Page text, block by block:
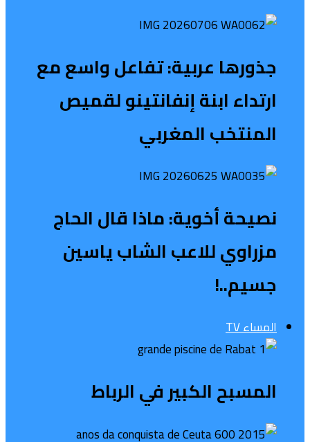
جذورها عربية: تفاعل واسع مع
ارتداء ابنة إنفانتينو لقميص
المنتخب المغربي
نصيحة أخوية: ماذا قال الحاج
مزراوي للاعب الشاب ياسين
جسيم..!
المساء TV
المسبح الكبير في الرباط